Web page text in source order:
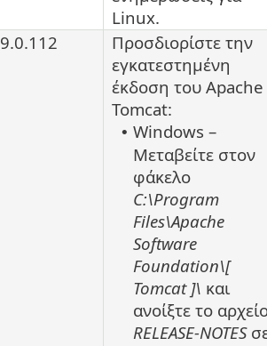
Linux.
9.0.112
Προσδιορίστε την
εγκατεστημένη
έκδοση του Apache
Tomcat:
• Windows –
Μεταβείτε στον
φάκελο
C:\Program
Files\Apache
Software
Foundation\[
Tomcat ]\ και
ανοίξτε το
RELEASE-NOTES